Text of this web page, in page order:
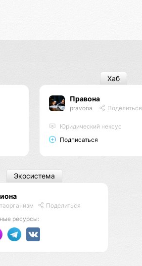
Правона
pravona Поделиться
Юридический нексус
Подписаться
Хаб
Поделиться
ресурсы:
Экосистема